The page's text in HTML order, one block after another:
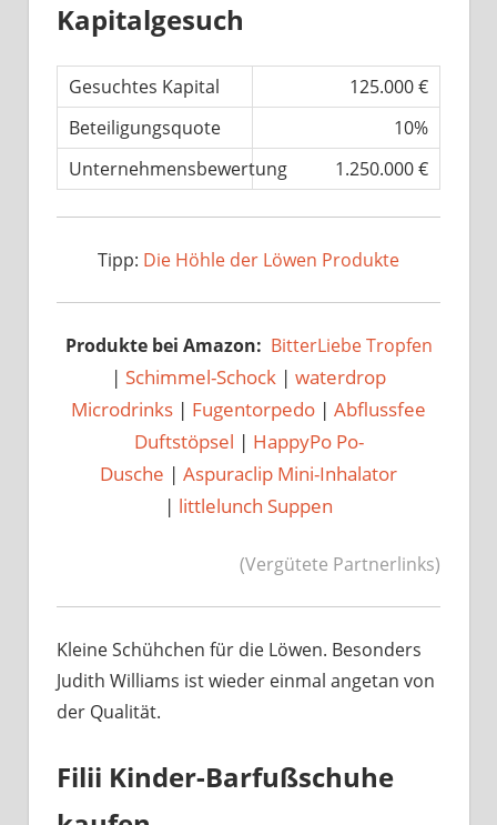
Kapitalgesuch
Gesuchtes Kapital
125.000 €
Beteiligungsquote
10%
Unternehmensbewertung
1.250.000 €
Tipp: Die Höhle der Löwen Produkte
Produkte bei Amazon: BitterLiebe Tropfen
| Schimmel-Schock | waterdrop
Microdrinks | Fugentorpedo | Abflussfee
Duftstöpsel | HappyPo Po-
Dusche | Aspuraclip Mini-Inhalator
| littlelunch Suppen
(Vergütete Partnerlinks)
Kleine Schühchen für die Löwen. Besonders
Judith Williams ist wieder einmal angetan von
der Qualität.
Filii Kinder-Barfußschuhe